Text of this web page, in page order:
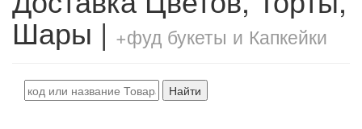
Шары | +фуд букеты и Капкейки
Найти